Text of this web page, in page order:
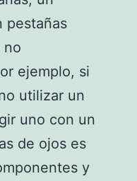
pestañas
no
ejemplo, si
utilizar un
uno con un
de ojos es
y